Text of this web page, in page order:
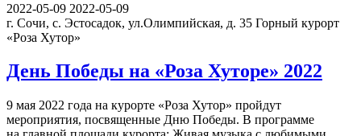
2022-05-09 2022-05-09
г. Сочи, с. Эстосадок, ул.Олимпийская, д. 35 Горный курорт
«Роза Хутор»
День Победы на «Роза Хуторе» 2022
9 мая 2022 года на курорте «Роза Хутор» пройдут
мероприятия, посвященные Дню Победы. В программе